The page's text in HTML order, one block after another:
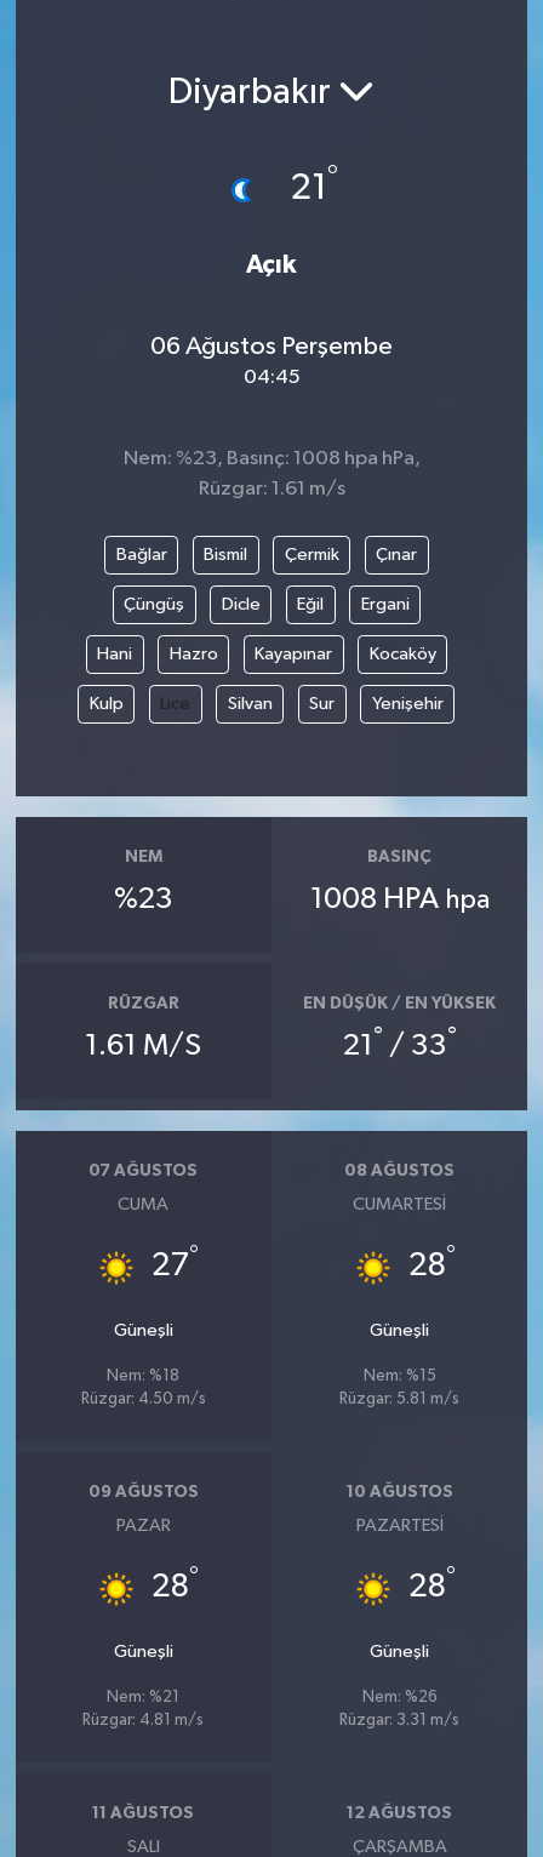
Diyarbakır
21°
Açık
06 Ağustos Perşembe
04:45
Nem: %23, Basınç: 1008 hpa hPa,
Rüzgar: 1.61 m/s
Bağlar Bismil Çermik Çınar
Çüngüş Dicle Eğil Ergani
Hani Hazro Kayapınar Kocaköy
Kulp Lice Silvan Sur Yenişehir
NEM
%23
BASINÇ
1008 HPA hpa
RÜZGAR
1.61 M/S
EN DÜŞÜK / EN YÜKSEK
21 ° / 33°
07 AĞUSTOS
CUMA
27°
Güneşli
Nem: %18
Rüzgar: 4.50 m/s
08 AĞUSTOS
CUMARTESI
28°
Güneşli
Nem: %15
Rüzgar: 5.81 m/s
09 AĞUSTOS
PAZAR
28°
Güneşli
Nem: %21
Rüzgar: 4.81 m/s
10 AĞUSTOS
PAZARTESI
28°
Güneşli
Nem: %26
Rüzgar: 3.31 m/s
11 AĞUSTOS
SALI
12 AĞUSTOS
ÇARŞAMBA